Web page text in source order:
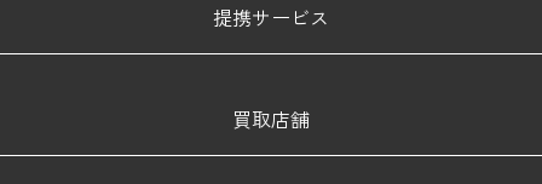
提携サービス
買取店舗